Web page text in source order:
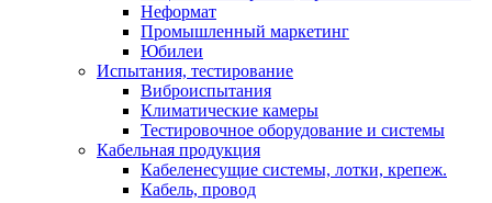
Неформат
Промышленный маркетинг
Юбилеи
Испытания, тестирование
Виброиспытания
Климатические камеры
Тестировочное оборудование и системы
Кабельная продукция
Кабеленесущие системы, лотки, крепеж.
Кабель, провод